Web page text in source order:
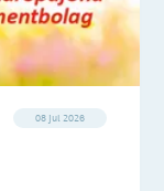
08 jul 2026